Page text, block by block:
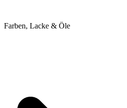
Farben, Lacke & Öle